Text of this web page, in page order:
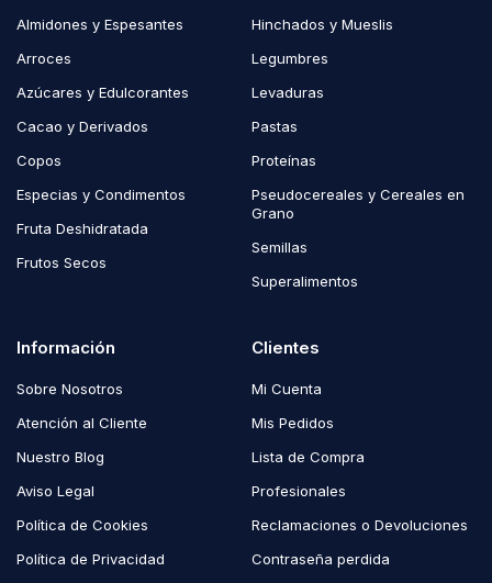
Almidones y Espesantes
Arroces
Azúcares y Edulcorantes
Cacao y Derivados
Copos
Especias y Condimentos
Fruta Deshidratada
Frutos Secos
Hinchados y Mueslis
Legumbres
Levaduras
Pastas
Proteínas
Pseudocereales y Cereales en
Grano
Semillas
Superalimentos
Información
Sobre Nosotros
Atención al Cliente
Nuestro Blog
Aviso Legal
Política de Cookies
Política de Privacidad
Clientes
Mi Cuenta
Mis Pedidos
Lista de Compra
Profesionales
Reclamaciones o Devoluciones
Contraseña perdida